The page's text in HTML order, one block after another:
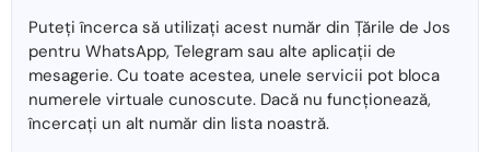
Puteți încerca să utilizați acest număr din Țările de Jos
pentru WhatsApp, Telegram sau alte aplicații de
mesagerie. Cu toate acestea, unele servicii pot bloca
numerele virtuale cunoscute. Dacă nu funcționează,
încercați un alt număr din lista noastră.